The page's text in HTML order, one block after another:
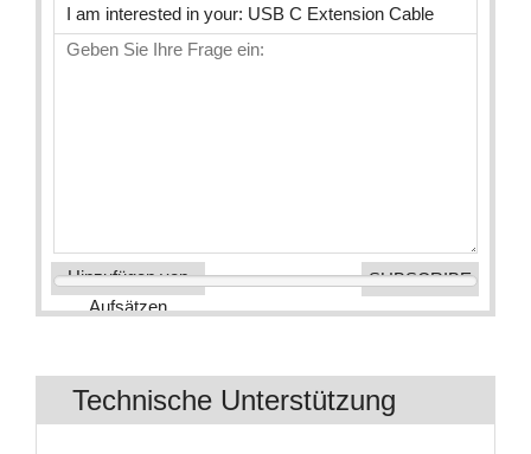
Hinzufügen von
Aufsätzen
Technische Unterstützung